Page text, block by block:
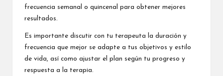
frecuencia semanal o quincenal para obtener mejores
resultados.
Es importante discutir con tu terapeuta la duración y
frecuencia que mejor se adapte a tus objetivos y estilo
de vida, así como ajustar el plan según tu progreso y
respuesta a la terapia.